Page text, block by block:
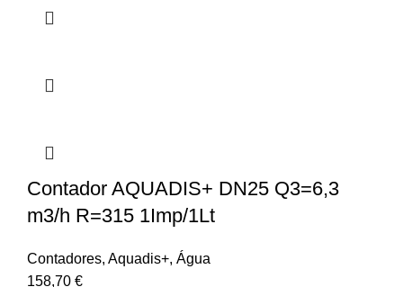
Contador AQUADIS+ DN25 Q3=6,3
m3/h R=315 1Imp/1Lt
Contadores, Aquadis+, Água
158,70 €